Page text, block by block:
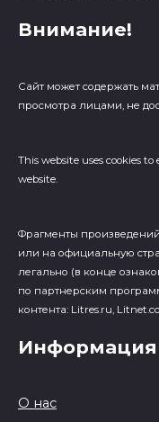
Внимание!
Сайт может содержать
просмотра лицами, не
This website uses cookies
website.
Фрагменты
или на официальную
легально (в конце
по партнерским
контента: Litres.ru,
Информация
О нас